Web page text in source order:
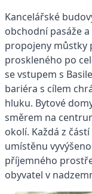
Kancelářské
obchodní pasáže
propojeny můstky
proskleného po
se vstupem s
bariéra s cílem
hluku. Bytové
směrem na
okolí. Každá z
umístěnu
příjemného
obyvatel v